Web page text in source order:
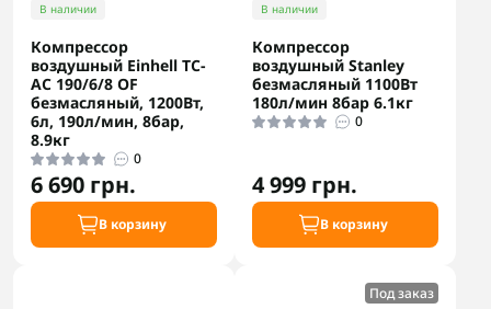
В наличии
Компрессор
воздушный Einhell TC-
AC 190/6/8 OF
безмасляный, 1200Вт,
6л, 190л/мин, 8бар,
8.9кг
0
6 690 грн.
В корзину
В наличии
Компрессор
воздушный Stanley
безмасляный 1100Вт
180л/мин 8бар 6.1кг
0
4 999 грн.
В корзину
Под заказ